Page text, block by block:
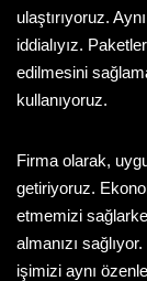
ulaştırıyoruz.
iddialıyız.
edilmesini
kullanıyoruz.
Firma olarak,
getiriyoruz.
etmemizi
almanızı
işimizi aynı